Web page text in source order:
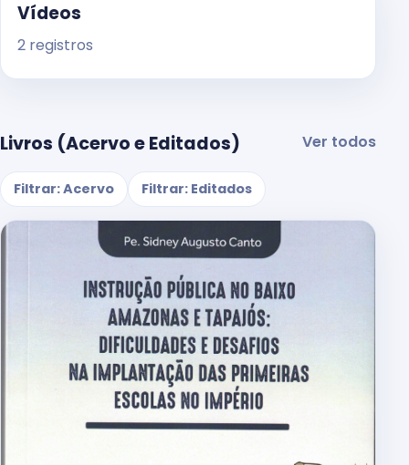
Vídeos
2 registros
Livros (Acervo e Editados) Ver todos
Filtrar: Acervo Filtrar: Editados